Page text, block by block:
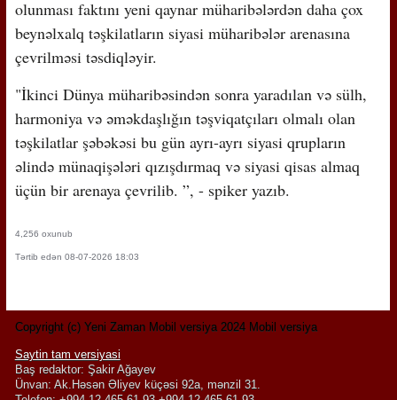
olunması faktını yeni qaynar müharibələrdən daha çox
beynəlxalq təşkilatların siyasi müharibələr arenasına
çevrilməsi təsdiqləyir.
"İkinci Dünya müharibəsindən sonra yaradılan və sülh,
harmoniya və əməkdaşlığın təşviqatçıları olmalı olan
təşkilatlar şəbəkəsi bu gün ayrı-ayrı siyasi qrupların
əlində münaqişələri qızışdırmaq və siyasi qisas almaq
üçün bir arenaya çevrilib. ”, - spiker yazıb.
4,256 oxunub
Tərtib edən 08-07-2026 18:03
Copyright (c) Yeni Zaman Mobil versiya 2024 Mobil versiya
Saytin tam versiyasi
Baş redaktor: Şakir Ağayev
Ünvan: Ak.Həsən Əliyev küçəsi 92a, mənzil 31.